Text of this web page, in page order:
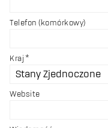
Telefon (komórkowy)
Kraj
Website